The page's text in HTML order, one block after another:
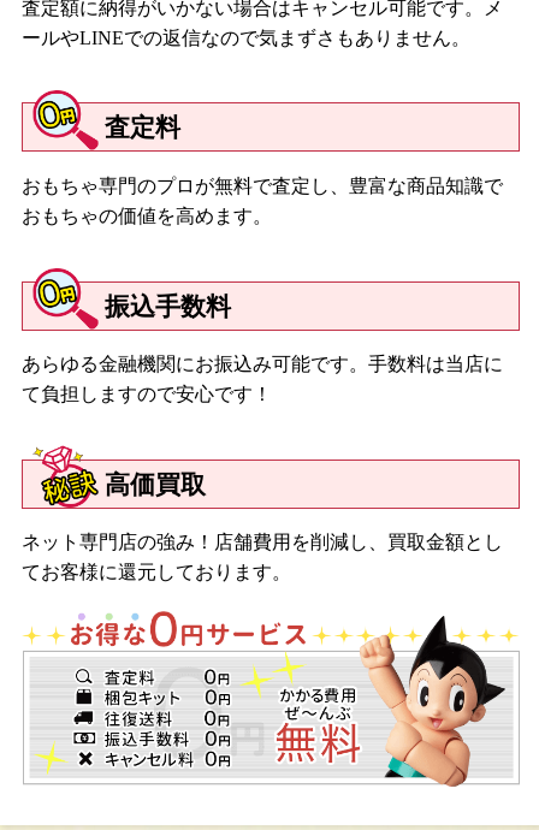
査定額に納得がいかない場合はキャンセル可能です。メ
ールやLINEでの返信なので気まずさもありません。
査定料
おもちゃ専門のプロが無料で査定し、豊富な商品知識で
おもちゃの価値を高めます。
振込手数料
あらゆる金融機関にお振込み可能です。手数料は当店に
て負担しますので安心です！
高価買取
ネット専門店の強み！店舗費用を削減し、買取金額とし
てお客様に還元しております。